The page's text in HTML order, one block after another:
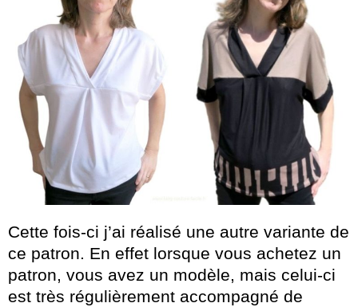
Cette fois-ci j’ai réalisé une autre variante de
ce patron. En effet lorsque vous achetez un
patron, vous avez un modèle, mais celui-ci
est très régulièrement accompagné de